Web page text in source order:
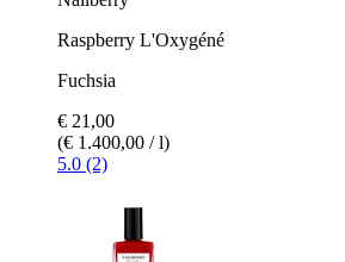
Raspberry L'Oxygéné
Fuchsia
€ 21,00
(€ 1.400,00 / l)
5.0 (2)